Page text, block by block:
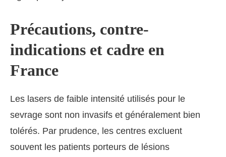
Précautions, contre-
indications et cadre en
France
Les lasers de faible intensité utilisés pour le
sevrage sont non invasifs et généralement bien
tolérés. Par prudence, les centres excluent
souvent les patients porteurs de lésions